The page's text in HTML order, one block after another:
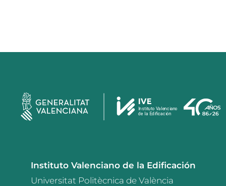
Instituto Valenciano de la Edificación
Universitat Politècnica de València